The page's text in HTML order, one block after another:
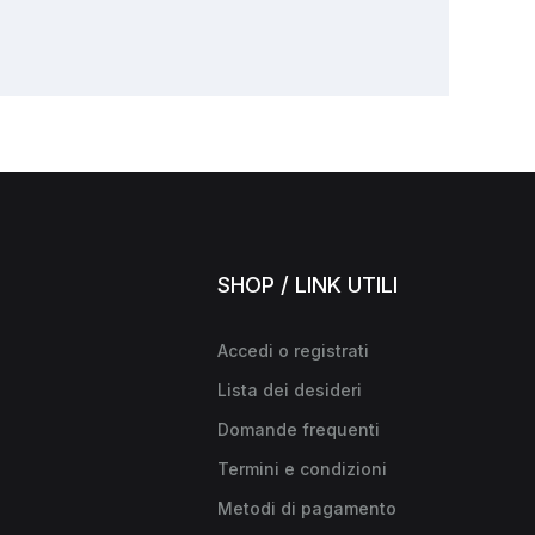
SHOP / LINK UTILI
Accedi o registrati
Lista dei desideri
Domande frequenti
Termini e condizioni
Metodi di pagamento